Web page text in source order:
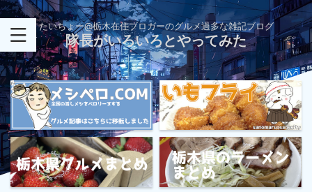
たいちょー@栃木在住ブロガーのグルメ過多な雑記ブログ
隊長がいろいろとやってみた